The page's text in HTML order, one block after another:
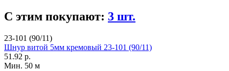
С этим покупают: 3 шт.
23-101 (90/11)
Шнур витой 5мм кремовый 23-101 (90/11)
51.92 р.
Мин. 50 м